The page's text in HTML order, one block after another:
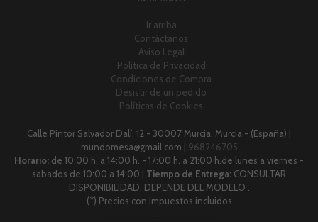
Ir arriba
Contáctanos
Aviso Legal
Política de Privacidad
Condiciones de Compra
Desistir de un pedido
Políticas de Cookies
Calle Pintor Salvador Dalí, 12 - 30007 Murcia, Murcia - (España) |
mundomesa@gmail.com | 968246705
Horario: de 10:00 h. a 14:00 h. - 17:00 h. a 21:00 h.de lunes a viernes -
sabados de 10:00 a 14:00 | Tiempo de Entrega: CONSULTAR
DISPONIBILIDAD, DEPENDE DEL MODELO .
(*) Precios con Impuestos incluidos